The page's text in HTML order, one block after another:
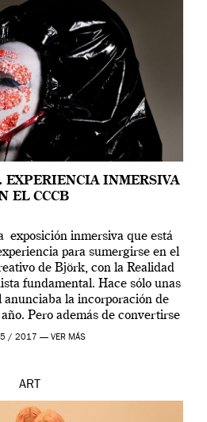
EXPERIENCIA INMERSIVA
EL CCCB
exposición inmersiva que está
para sumergirse en el
de Björk, con la Realidad
fundamental. Hace sólo unas
anunciaba la incorporación de
Pero además de convertirse
más relevantes […]
/ 2017 — VER MÁS
ART